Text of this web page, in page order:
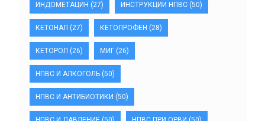
ИНДОМЕТАЦИН (27) ИНСТРУКЦИИ НПВС (50)
КЕТОНАЛ (27) КЕТОПРОФЕН (28)
КЕТОРОЛ (26) МИГ (26)
НПВС И АЛКОГОЛЬ (50)
НПВС И АНТИБИОТИКИ (50)